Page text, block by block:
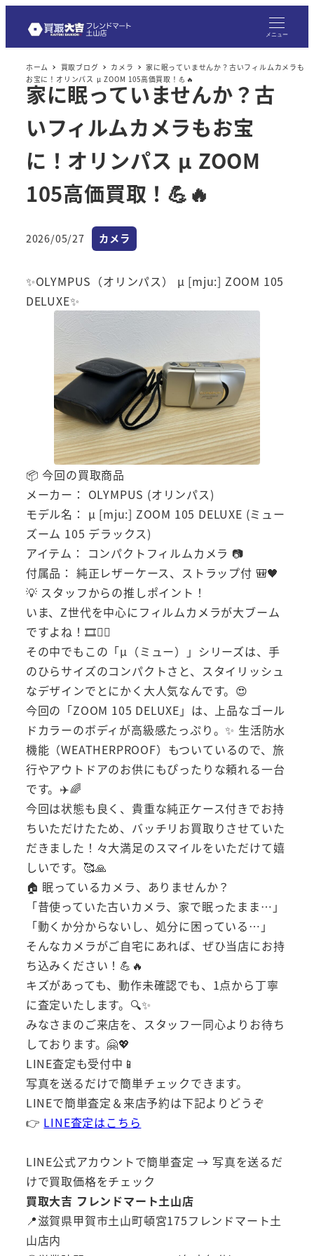
メニュー
ホーム 買取ブログ カメラ
家に眠っていませんか？古いフィルムカメラも
お宝に！オリンパス μ ZOOM 105高価買取！💪🔥
家に眠っていませんか？古
いフィルムカメラもお宝
に！オリンパス μ ZOOM
105高価買取！💪🔥
投稿日
2026/05/27 カテゴリー
カメラ
✨OLYMPUS（オリンパス） μ [mju:] ZOOM 105
DELUXE✨
📦 今回の買取商品
メーカー： OLYMPUS (オリンパス)
モデル名： μ [mju:] ZOOM 105 DELUXE (ミュー
ズーム 105 デラックス)
アイテム： コンパクトフィルムカメラ 📷
付属品： 純正レザーケース、ストラップ付 🎒🖤
💡 スタッフからの推しポイント！
いま、Z世代を中心にフィルムカメラが大ブーム
ですよね！🎞️❤️‍🔥
その中でもこの「μ（ミュー）」シリーズは、手
のひらサイズのコンパクトさと、スタイリッシュ
なデザインでとにかく大人気なんです。😍
今回の「ZOOM 105 DELUXE」は、上品なゴール
ドカラーのボディが高級感たっぷり。✨ 生活防水
機能（WEATHERPROOF）もついているので、旅
行やアウトドアのお供にもぴったりな頼れる一台
です。✈️🌈
今回は状態も良く、貴重な純正ケース付きでお持
ちいただけたため、バッチリお買取りさせていた
だきました！々大満足のスマイルをいただけて嬉
しいです。🥰🙏
🏠 眠っているカメラ、ありませんか？
「昔使っていた古いカメラ、家で眠ったまま…」
「動くか分からないし、処分に困っている…」
そんなカメラがご自宅にあれば、ぜひ当店にお持
ち込みください！💪🔥
キズがあっても、動作未確認でも、1点から丁寧
に査定いたします。🔍✨
みなさまのご来店を、スタッフ一同心よりお待ち
しております。🤗💖
LINE査定も受付中📱
写真を送るだけで簡単チェックできます。
LINEで簡単査定＆来店予約は下記よりどうぞ
👉 LINE査定はこちら
LINE公式アカウントで簡単査定 → 写真を送るだ
けで買取価格をチェック
買取大吉 フレンドマート土山店
📍滋賀県甲賀市土山町頓宮175フレンドマート土
山店内